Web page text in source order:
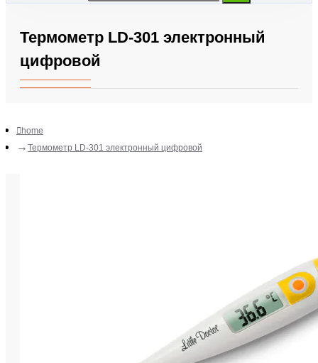
Термометр LD-301 электронный
цифровой
home
Термометр LD-301 электронный цифровой